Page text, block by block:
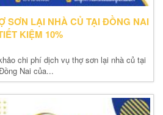
SƠN LẠI NHÀ CỦ TẠI ĐỒNG NAI
KIỆM 10%
chi phí dịch vụ thợ sơn lại nhà củ tại
Nai của...